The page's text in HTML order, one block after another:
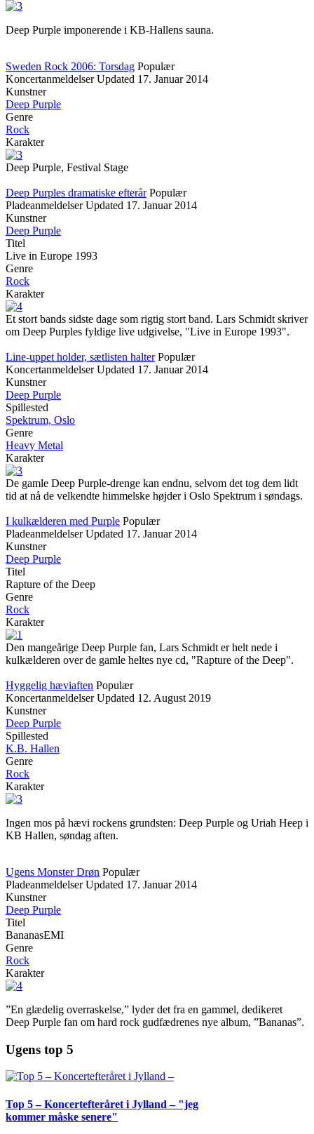
Deep Purple imponerende i KB-Hallens sauna.
Sweden Rock 2006: Torsdag Populær
Koncertanmeldelser Updated 17. Januar 2014
Kunstner
Deep Purple
Genre
Rock
Karakter
Deep Purple, Festival Stage
Deep Purples dramatiske efterår Populær
Pladeanmeldelser Updated 17. Januar 2014
Kunstner
Deep Purple
Titel
Live in Europe 1993
Genre
Rock
Karakter
Et stort bands sidste dage som rigtig stort band. Lars Schmidt skriver
om Deep Purples fyldige live udgivelse, "Live in Europe 1993".
Line-uppet holder, sætlisten halter Populær
Koncertanmeldelser Updated 17. Januar 2014
Kunstner
Deep Purple
Spillested
Spektrum, Oslo
Genre
Heavy Metal
Karakter
De gamle Deep Purple-drenge kan endnu, selvom det tog dem lidt
tid at nå de velkendte himmelske højder i Oslo Spektrum i søndags.
I kulkælderen med Purple Populær
Pladeanmeldelser Updated 17. Januar 2014
Kunstner
Deep Purple
Titel
Rapture of the Deep
Genre
Rock
Karakter
Den mangeårige Deep Purple fan, Lars Schmidt er helt nede i
kulkælderen over de gamle heltes nye cd, "Rapture of the Deep".
Hyggelig hæviaften Populær
Koncertanmeldelser Updated 12. August 2019
Kunstner
Deep Purple
Spillested
K.B. Hallen
Genre
Rock
Karakter
Ingen mos på hævi rockens grundsten: Deep Purple og Uriah Heep i
KB Hallen, søndag aften.
Ugens Monster Drøn Populær
Pladeanmeldelser Updated 17. Januar 2014
Kunstner
Deep Purple
Titel
BananasEMI
Genre
Rock
Karakter
”En glædelig overraskelse,” lyder det fra en gammel, dedikeret
Deep Purple fan om hard rock gudfædrenes nye album, ”Bananas”.
Ugens top 5
Top 5 – Koncertefteråret i Jylland – "jeg
kommer måske senere"